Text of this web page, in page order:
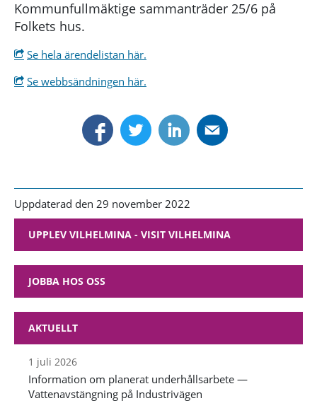
AKTUELLT
1 juli 2026
Information om planerat underhållsarbete —
Vattenavstängning på Industrivägen
Kommunfullmäktige sammanträder 25/6 på
Folkets hus.
Se hela ärendelistan här.
Se webbsändningen här.
Uppdaterad den 29 november 2022
UPPLEV VILHELMINA - VISIT VILHELMINA
JOBBA HOS OSS